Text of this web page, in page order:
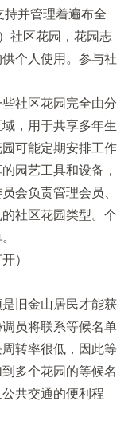
持并管理着遍布全
社区花园，花园志
个人使用。参与社
社区花园完全由分
，用于共享多年生
可能定期安排工作
园艺工具和设备，
会负责管理会员、
社区花园类型。个
旧金山居民才能获
员将联系等候名单
转率很低，因此等
多个花园的等候名
共交通的便利程